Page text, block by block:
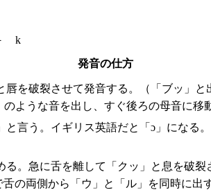
k
発音の仕方
を破裂させて発音する。（「ブッ」と
ような音を出し、すぐ後ろの母音に移
言う。イギリス英語だと「ɔ」になる
。急に舌を離して「クッ」と息を破
の両側から「ウ」と「ル」を同時に出